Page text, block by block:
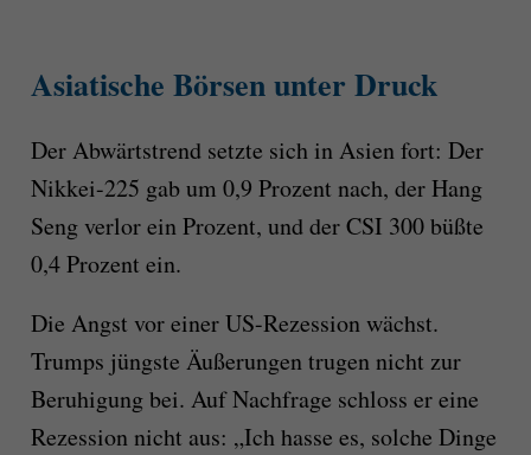
Asiatische Börsen unter Druck
Der Abwärtstrend setzte sich in Asien fort: Der
Nikkei-225 gab um 0,9 Prozent nach, der Hang
Seng verlor ein Prozent, und der CSI 300 büßte
0,4 Prozent ein.
Die Angst vor einer US-Rezession wächst.
Trumps jüngste Äußerungen trugen nicht zur
Beruhigung bei. Auf Nachfrage schloss er eine
Rezession nicht aus: „Ich hasse es, solche Dinge